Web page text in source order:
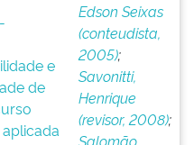
e
de
Edson Seixas
(conteudista,
2005);
Savonitti,
Henrique
(revisor, 2008);
Salomão,